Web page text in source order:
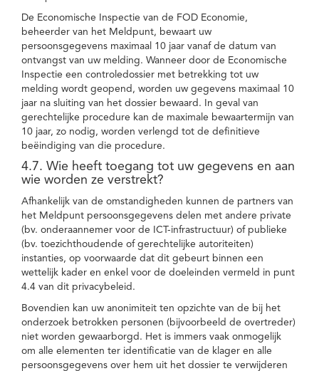
De Economische Inspectie van de FOD Economie,
beheerder van het Meldpunt, bewaart uw
persoonsgegevens maximaal 10 jaar vanaf de datum van
ontvangst van uw melding. Wanneer door de Economische
Inspectie een controledossier met betrekking tot uw
melding wordt geopend, worden uw gegevens maximaal 10
jaar na sluiting van het dossier bewaard. In geval van
gerechtelijke procedure kan de maximale bewaartermijn van
10 jaar, zo nodig, worden verlengd tot de definitieve
beëindiging van die procedure.
4.7. Wie heeft toegang tot uw gegevens en aan
wie worden ze verstrekt?
Afhankelijk van de omstandigheden kunnen de partners van
het Meldpunt persoonsgegevens delen met andere private
(bv. onderaannemer voor de ICT-infrastructuur) of publieke
(bv. toezichthoudende of gerechtelijke autoriteiten)
instanties, op voorwaarde dat dit gebeurt binnen een
wettelijk kader en enkel voor de doeleinden vermeld in punt
4.4 van dit privacybeleid.
Bovendien kan uw anonimiteit ten opzichte van de bij het
onderzoek betrokken personen (bijvoorbeeld de overtreder)
niet worden gewaarborgd. Het is immers vaak onmogelijk
om alle elementen ter identificatie van de klager en alle
persoonsgegevens over hem uit het dossier te verwijderen